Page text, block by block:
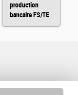
production
bancaire FS/TE
H/F